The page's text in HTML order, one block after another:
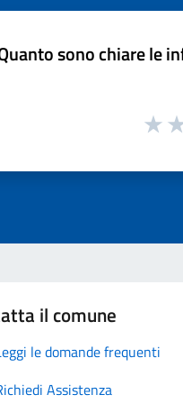
sono chiare le
il comune
le domande frequenti
Assistenza